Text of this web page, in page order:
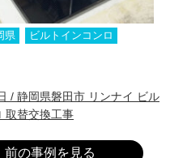
県
ビルトインコンロ
/ 静岡県磐田市 リンナイ ビル
取替交換工事
前の事例を見る